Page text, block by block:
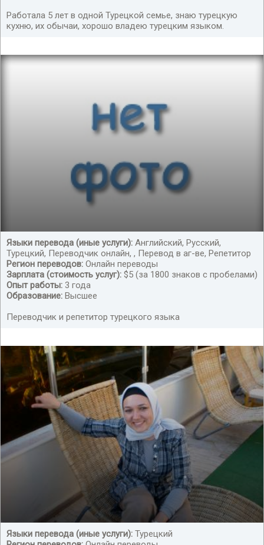
Работала 5 лет в одной Турецкой семье, знаю турецкую
кухню, их обычаи, хорошо владею турецким языком.
Ищу удаленную работу переводчика турецкого языка
Языки перевода (иные услуги): Английский, Русский,
Турецкий, Переводчик онлайн, , Перевод в аг-ве, Репетитор
Регион переводов: Онлайн переводы
Зарплата (стоимость услуг): $5 (за 1800 знаков с пробелами)
Опыт работы: 3 года
Образование: Высшее
Переводчик и репетитор турецкого языка
Языки перевода (иные услуги): Турецкий